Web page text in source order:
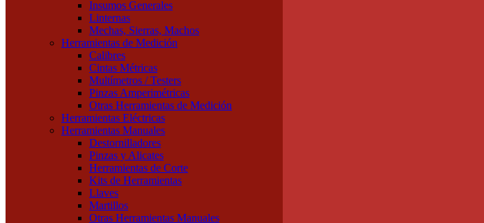
Insumos Generales
Linternas
Mechas, Sierras, Machos
Herramientas de Medición
Calibres
Cintas Métricas
Multímetros / Testers
Pinzas Amperimétricas
Otras Herramientas de Medición
Herramientas Eléctricas
Herramientas Manuales
Destornilladores
Pinzas y Alicates
Herramientas de Corte
Kits de Herramientas
Llaves
Martillos
Otras Herramientas Manuales
Abrazaderas
Fichas y prolongadores
Terminales
Cables Especiales
Cables de Instrumentación
Cables para Alta Temperatura
Cables Blindados
Cables Subterráneos
Cables TPR Tipo Taller
Cables Unipolares
Cables Multipolares
Herramientas
Accesorios e Insumos
Cajas de Herramientas